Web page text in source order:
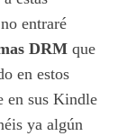
entraré
DRM que
en estos
en sus Kindle
ya algún